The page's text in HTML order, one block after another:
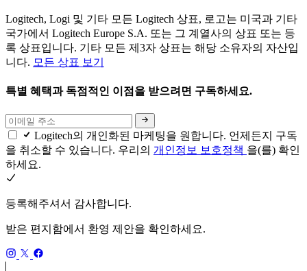
Logitech, Logi 및 기타 모든 Logitech 상표, 로고는 미국과 기타
국가에서 Logitech Europe S.A. 또는 그 계열사의 상표 또는 등
록 상표입니다. 기타 모든 제3자 상표는 해당 소유자의 자산입
니다. 모든 상표 보기
특별 혜택과 독점적인 이점을 받으려면 구독하세요.
Logitech의 개인화된 마케팅을 원합니다. 언제든지 구독
을 취소할 수 있습니다. 우리의 개인정보 보호정책 을(를) 확인
하세요.
등록해주셔서 감사합니다.
받은 편지함에서 환영 제안을 확인하세요.